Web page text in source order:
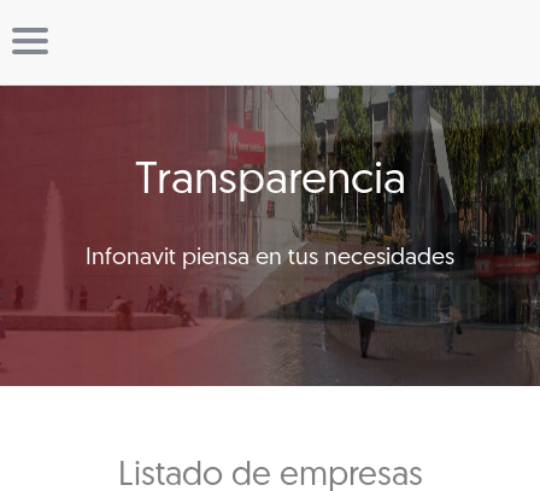
Transparencia
Infonavit piensa en tus necesidades
Listado de empresas